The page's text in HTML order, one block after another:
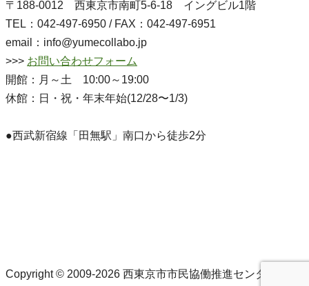
〒188-0012 西東京市南町5-6-18 イングビル1階
TEL：042-497-6950 / FAX：042-497-6951
email：info@yumecollabo.jp
>>> お問い合わせフォーム
開館：月～土 10:00～19:00
休館：日・祝・年末年始(12/28〜1/3)
●西武新宿線「田無駅」南口から徒歩2分
Copyright © 2009-2026 西東京市市民協働推進センターゆめ